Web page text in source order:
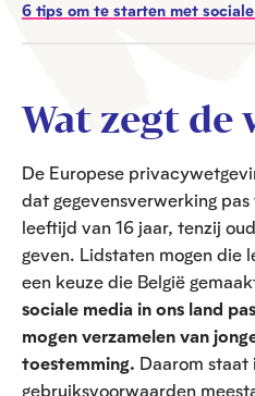
6 tips om te starten met
Wat zegt de
De Europese
dat gegevensverwerking
leeftijd van 16 jaar, tenzij
geven. Lidstaten mogen die
een keuze die België
sociale media in ons land
mogen verzamelen van
toestemming. Daarom staat
gebruiksvoorwaarden